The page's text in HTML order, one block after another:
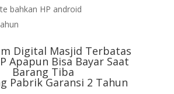
bahkan HP android
Digital Masjid Terbatas
Apapun Bisa Bayar Saat
Barang Tiba
Pabrik Garansi 2 Tahun